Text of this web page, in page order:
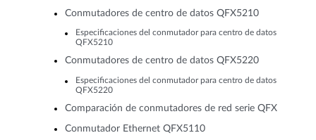
Conmutadores de centro de datos QFX5210
Especificaciones del conmutador para centro de datos
QFX5210
Conmutadores de centro de datos QFX5220
Especificaciones del conmutador para centro de datos
QFX5220
Comparación de conmutadores de red serie QFX
Conmutador Ethernet QFX5110